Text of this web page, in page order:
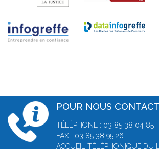
POUR NOUS
TÉLÉPHONE : 03 85 38 04 85
FAX : 03 85 38 95 26
ACCUEIL TÉLÉPHONIQUE DU